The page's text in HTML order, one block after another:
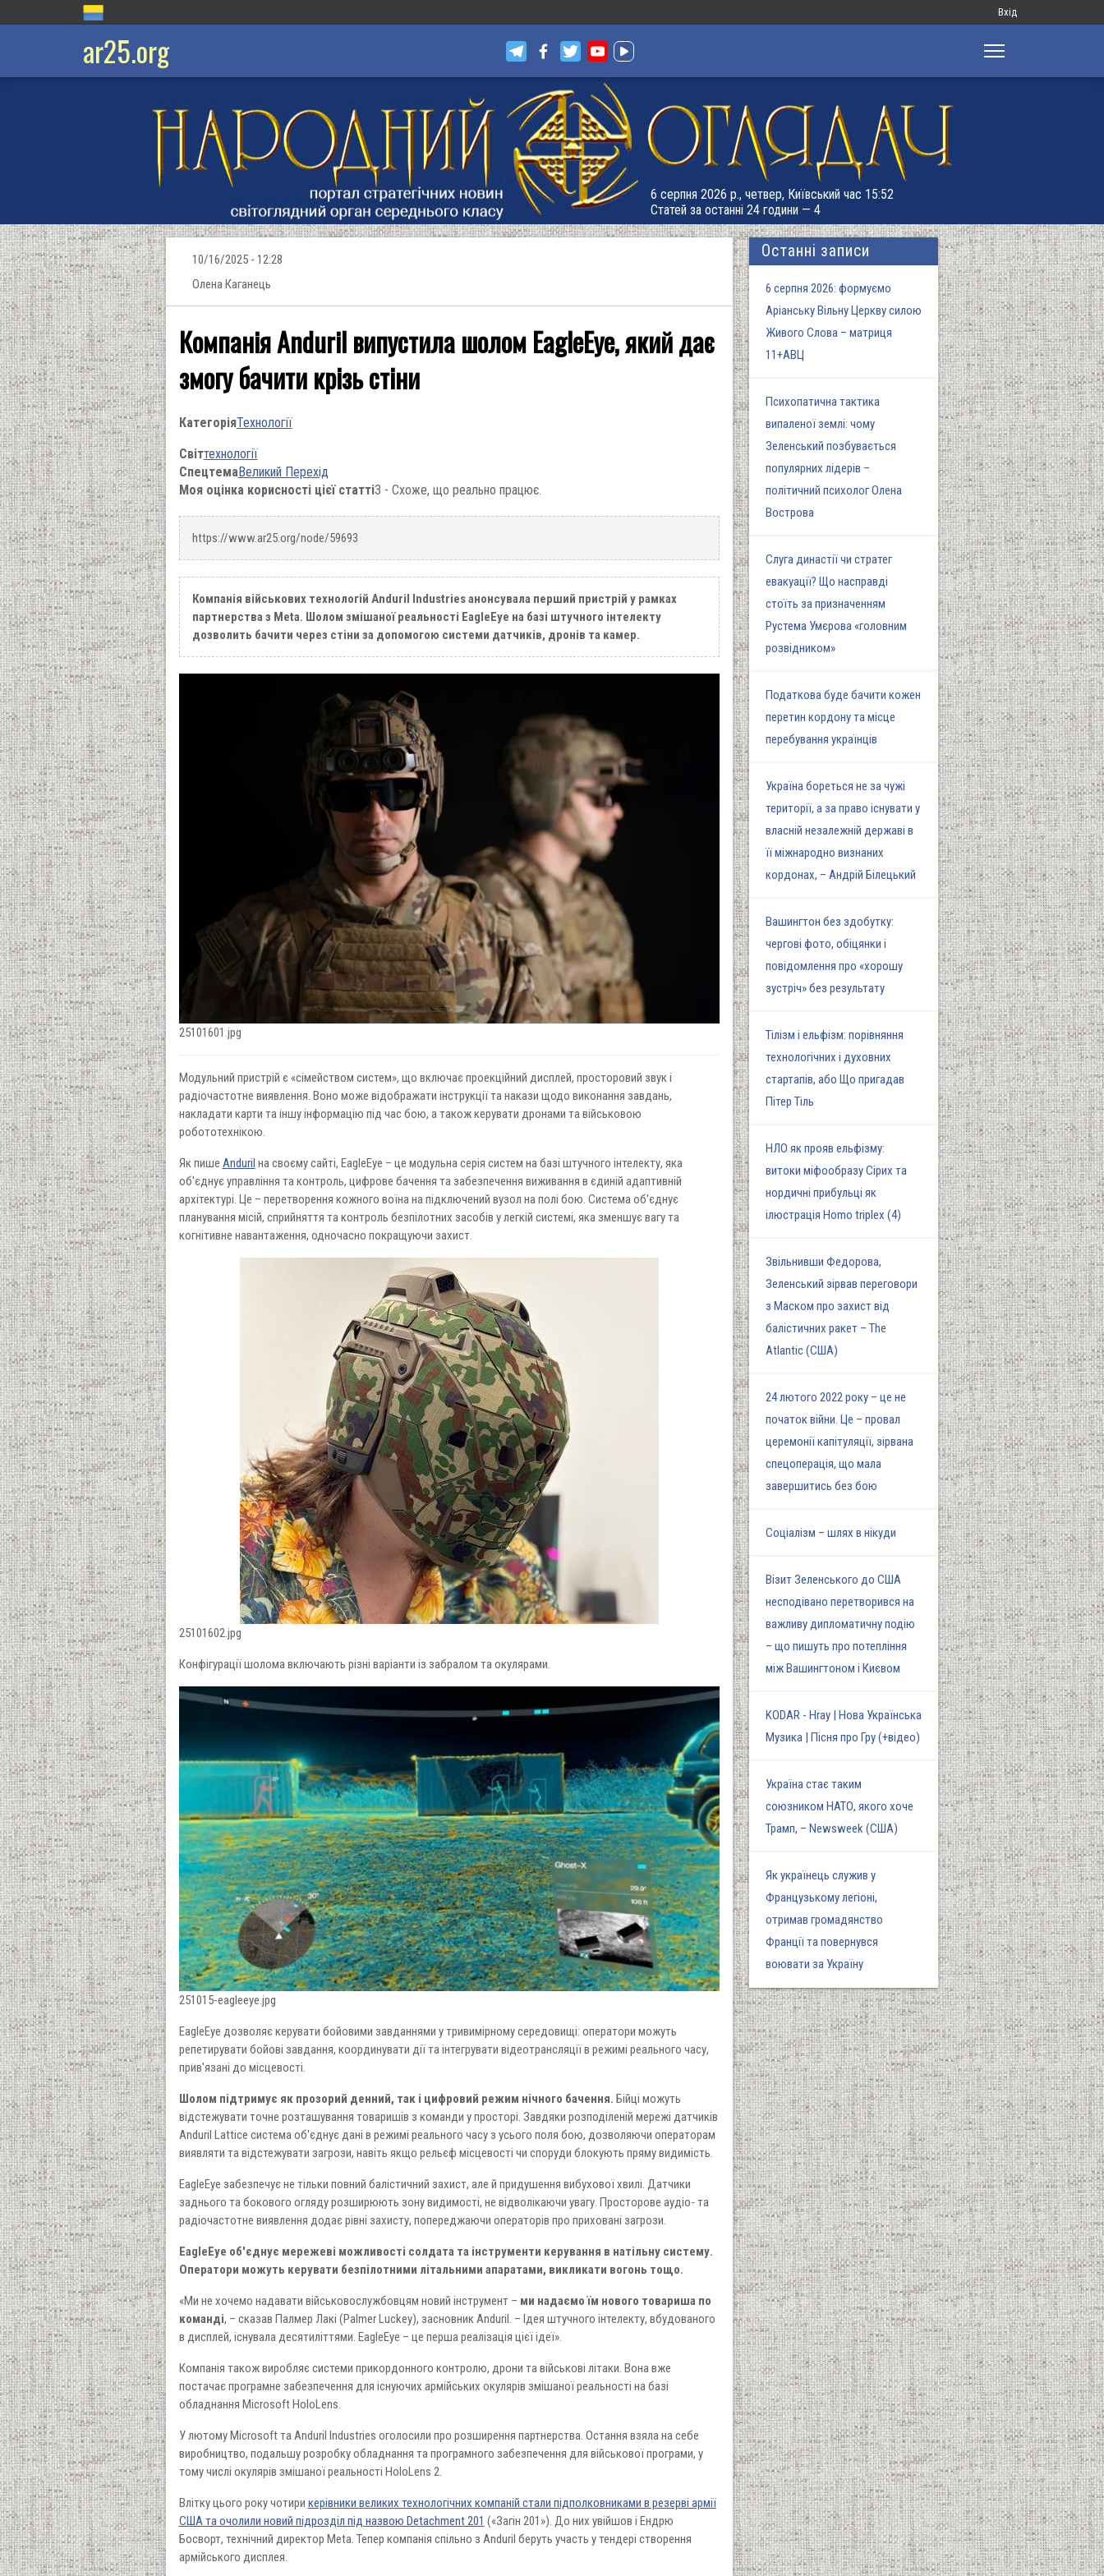
Меню
запису
Вхід
ar25.org
6 серпня 2026 р., четвер, Київський час 15:52
Статей за останні 24 години — 4
10/16/2025 - 12:28
Олена Каганець
Компанія Anduril випустила шолом EagleEye, який дає
змогу бачити крізь стіни
КатегоріяТехнології
Світтехнології
СпецтемаВеликий Перехід
Моя оцінка корисності цієї статті3 - Схоже, що реально працює.
https://www.ar25.org/node/59693
Компанія військових технологій Anduril Industriesанонсувала перший пристрій у рамках
партнерства з Meta. Шолом змішаної реальності EagleEye на базі штучного інтелекту
дозволить бачити через стіни за допомогою системи датчиків, дронів та камер.
25101601.jpg
Модульний пристрій є «сімейством систем», що включає проекційний дисплей, просторовий звук і
радіочастотне виявлення. Воно може відображати інструкції та накази щодо виконання завдань,
накладати карти та іншу інформацію під час бою, а також керувати дронами та військовою
робототехнікою.
Як пише Anduril на своєму сайті, EagleEye – це модульна серія систем на базі штучного інтелекту, яка
об'єднує управління та контроль, цифрове бачення та забезпечення виживання в єдиній адаптивній
архітектурі. Це – перетворення кожного воїна на підключений вузол на полі бою. Система об'єднує
планування місій, сприйняття та контроль безпілотних засобів у легкій системі, яка зменшує вагу та
когнітивне навантаження, одночасно покращуючи захист.
25101602.jpg
Конфігурації шолома включають різні варіанти із забралом та окулярами.
251015-eagleeye.jpg
EagleEye дозволяє керувати бойовими завданнями у тривимірному середовищі: оператори можуть
репетирувати бойові завдання, координувати дії та інтегрувати відеотрансляції в режимі реального часу,
прив'язані до місцевості.
Шолом підтримує як прозорий денний, так і цифровий режим нічного бачення. Бійці можуть
відстежувати точне розташування товаришів з команди у просторі. Завдяки розподіленій мережі датчиків
Anduril Lattice система об'єднує дані в режимі реального часу з усього поля бою, дозволяючи операторам
виявляти та відстежувати загрози, навіть якщо рельєф місцевості чи споруди блокують пряму видимість.
EagleEye забезпечує не тільки повний балістичний захист, але й придушення вибухової хвилі. Датчики
заднього та бокового огляду розширюють зону видимості, не відволікаючи увагу. Просторове аудіо- та
радіочастотне виявлення додає рівні захисту, попереджаючи операторів про приховані загрози.
EagleEye об'єднує мережеві можливості солдата та інструменти керування в натільну систему.
Оператори можуть керувати безпілотними літальними апаратами, викликати вогонь тощо.
«Ми не хочемо надавати військовослужбовцям новий інструмент – ми надаємо їм нового товариша по
команді, – сказав Палмер Лакі (Palmer Luckey), засновник Anduril. – Ідея штучного інтелекту, вбудованого
в дисплей, існувала десятиліттями. EagleEye – це перша реалізація цієї ідеї».
Компанія також виробляє системи прикордонного контролю, дрони та військові літаки. Вона вже
постачає програмне забезпечення для існуючих армійських окулярів змішаної реальності на базі
обладнання Microsoft HoloLens.
У лютому Microsoft та Anduril Industries оголосили про розширення партнерства. Остання взяла на себе
виробництво, подальшу розробку обладнання та програмного забезпечення для військової програми, у
тому числі окулярів змішаної реальності HoloLens 2.
Влітку цього року чотири керівники великих технологічних компаній стали підполковниками в резерві армії
США та очолили новий підрозділ під назвою Detachment 201 («Загін 201»). До них увійшов і Ендрю
Босворт, технічний директор Meta. Тепер компанія спільно з Anduril беруть участь у тендері створення
армійського дисплея.
Останні записи
6 серпня 2026: формуємо
Аріанську Вільну Церкву силою
Живого Слова – матриця
11+АВЦ
Психопатична тактика
випаленої землі: чому
Зеленський позбувається
популярних лідерів –
політичний психолог Олена
Вострова
Слуга династії чи стратег
евакуації? Що насправді
стоїть за призначенням
Рустема Умєрова «головним
розвідником»
Податкова буде бачити кожен
перетин кордону та місце
перебування українців
Україна бореться не за чужі
території, а за право існувати у
власній незалежній державі в
її міжнародно визнаних
кордонах, – Андрій Білецький
Вашингтон без здобутку:
чергові фото, обіцянки і
повідомлення про «хорошу
зустріч» без результату
Тілізм і ельфізм: порівняння
технологічних і духовних
стартапів, або Що пригадав
Пітер Тіль
НЛО як прояв ельфізму:
витоки міфообразу Сірих та
нордичні прибульці як
ілюстрація Homo triplex (4)
Звільнивши Федорова,
Зеленський зірвав переговори
з Маском про захист від
балістичних ракет – The
Atlantic (США)
24 лютого 2022 року – це не
початок війни. Це – провал
церемонії капітуляції, зірвана
спецоперація, що мала
завершитись без бою
Соціалізм – шлях в нікуди
Візит Зеленського до США
несподівано перетворився на
важливу дипломатичну подію
– що пишуть про потепління
між Вашингтоном і Києвом
KODAR - Hray | Нова Українська
Музика | Пісня про Гру (+відео)
Україна стає таким
союзником НАТО, якого хоче
Трамп, – Newsweek (США)
Як українець служив у
Французькому легіоні,
отримав громадянство
Франції та повернувся
воювати за Україну